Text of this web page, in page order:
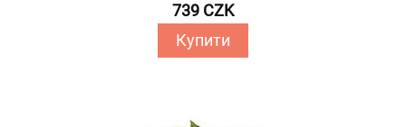
739 CZK
Купити